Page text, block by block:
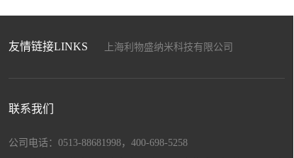
友情链接LINKS
上海利物盛纳米科技有限公司
联系我们
公司电话：0513-88681998，400-698-5258